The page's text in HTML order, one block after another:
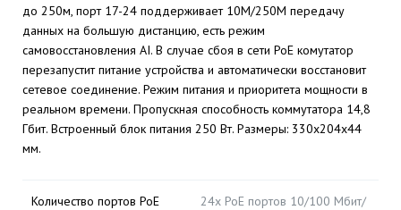
до 250м, порт 17-24 поддерживает 10М/250М передачу
данных на большую дистанцию, есть режим
самовосстановления AI. В случае сбоя в сети PoE комутатор
перезапустит питание устройства и автоматически восстановит
сетевое соединение. Режим питания и приоритета мощности в
реальном времени. Пропускная способность коммутатора 14,8
Гбит. Встроенный блок питания 250 Вт. Размеры: 330х204х44
мм.
Количество портов PoE
24х PoE портов 10/100 Мбит/